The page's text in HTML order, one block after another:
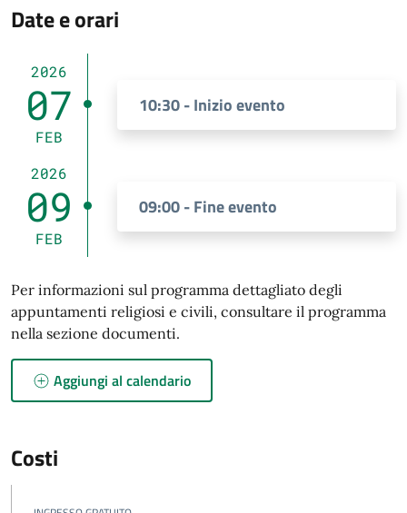
Date e orari
2026
07
FEB
10:30 - Inizio evento
2026
09
FEB
09:00 - Fine evento
Per informazioni sul programma dettagliato degli
appuntamenti religiosi e civili, consultare il programma
nella sezione documenti.
Aggiungi al calendario
Costi